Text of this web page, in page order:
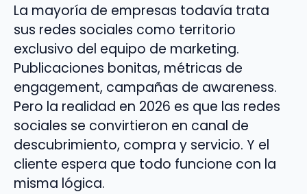
La mayoría de empresas todavía trata
sus redes sociales como territorio
exclusivo del equipo de marketing.
Publicaciones bonitas, métricas de
engagement, campañas de awareness.
Pero la realidad en 2026 es que las redes
sociales se convirtieron en canal de
descubrimiento, compra y servicio. Y el
cliente espera que todo funcione con la
misma lógica.